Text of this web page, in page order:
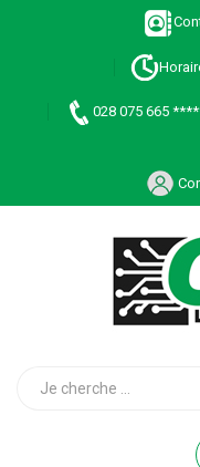
028 075 665